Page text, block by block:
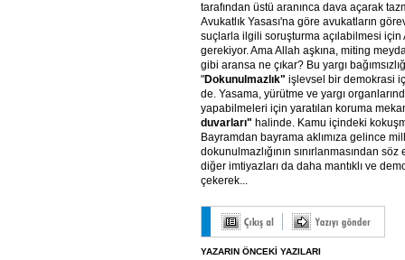
tarafından üstü aranınca dava açarak
Avukatlık Yasası'na göre avukatların
suçlarla ilgili soruşturma açılabilmesi için
gerekiyor. Ama Allah aşkına, miting
gibi aransa ne çıkar? Bu yargı
"Dokunulmazlık" işlevsel bir demokrasi
de. Yasama, yürütme ve yargı
yapabilmeleri için yaratılan koruma
duvarları" halinde. Kamu içindeki
Bayramdan bayrama aklımıza gelince
dokunulmazlığının sınırlanmasından
diğer imtiyazları da daha mantıklı ve
çekerek...
YAZARIN ÖNCEKİ YAZILARI